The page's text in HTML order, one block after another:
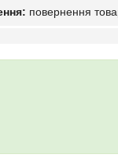
повернення